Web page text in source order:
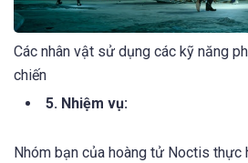
Các nhân vật sử dụng các kỹ năng
chiến
5. Nhiệm vụ:
Nhóm bạn của hoàng tử Noctis thực